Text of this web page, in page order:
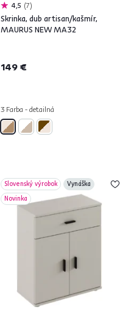
4,5 7
Skrinka, dub artisan/kašmír,
MAURUS NEW MA32
149 €
3 Farba - detailná
Slovenský výrobok
Vynáška
Novinka